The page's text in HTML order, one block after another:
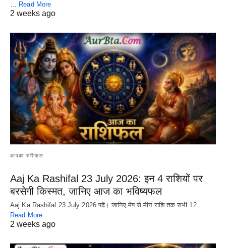
… Read More
2 weeks ago
आपका राशिफल
Aaj Ka Rashifal 23 July 2026: इन 4 राशियों पर
बरसेगी किस्मत, जानिए आज का भविष्यफल
Aaj Ka Rashifal 23 July 2026 पढ़ें। जानिए मेष से मीन राशि तक सभी 12…
Read More
2 weeks ago